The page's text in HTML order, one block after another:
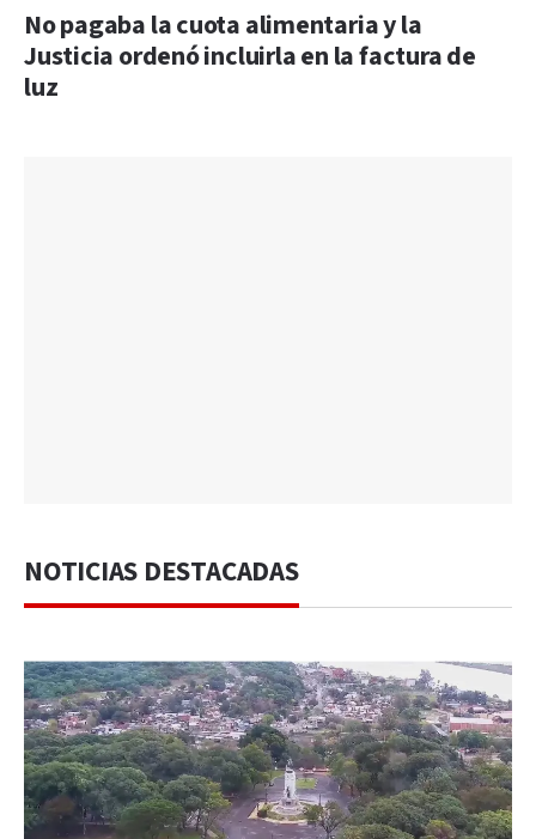
No pagaba la cuota alimentaria y la
Justicia ordenó incluirla en la factura de
luz
NOTICIAS DESTACADAS